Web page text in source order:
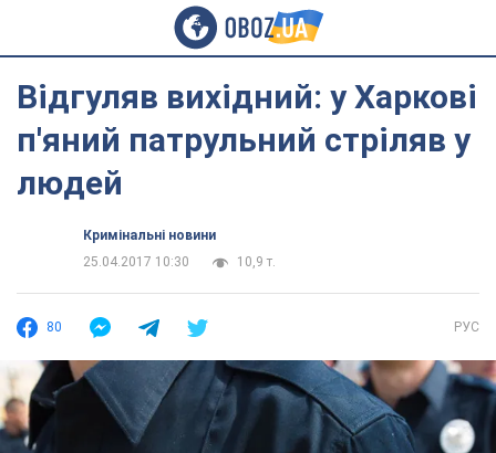
Відгуляв вихідний: у Харкові
п'яний патрульний стріляв у
людей
Кримінальні новини
25.04.2017 10:30
10,9 т.
80 РУС